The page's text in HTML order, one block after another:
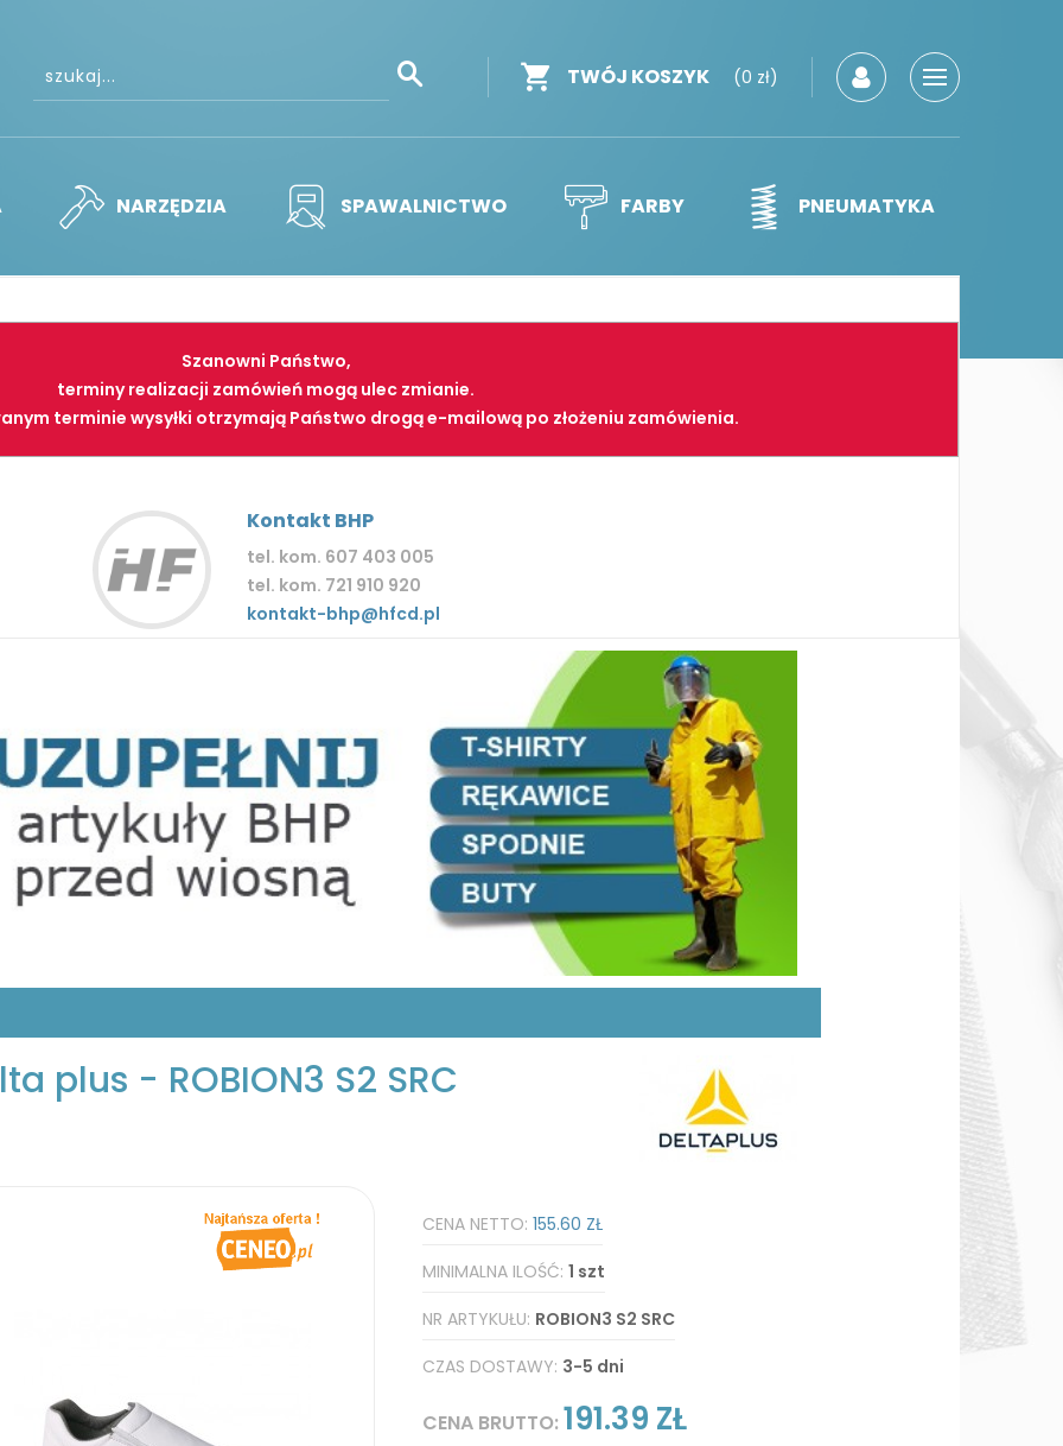
TWÓJ KOSZYK (0 zł)
NARZĘDZIA SPAWALNICTWO FARBY PNEUMATYKA
Szanowni Państwo,
terminy realizacji zamówień mogą ulec zmianie.
terminie wysyłki otrzymają Państwo drogą e-mailową po złożeniu zamówienia.
Kontakt BHP
tel. kom. 607 403 005
tel. kom. 721 910 920
kontakt-bhp@hfcd.pl
plus - ROBION3 S2 SRC
CENA NETTO: 155.60 ZŁ
MINIMALNA ILOŚĆ: 1 szt
NR ARTYKUŁU: ROBION3 S2 SRC
CZAS DOSTAWY: 3-5 dni
CENA BRUTTO: 191.39 ZŁ